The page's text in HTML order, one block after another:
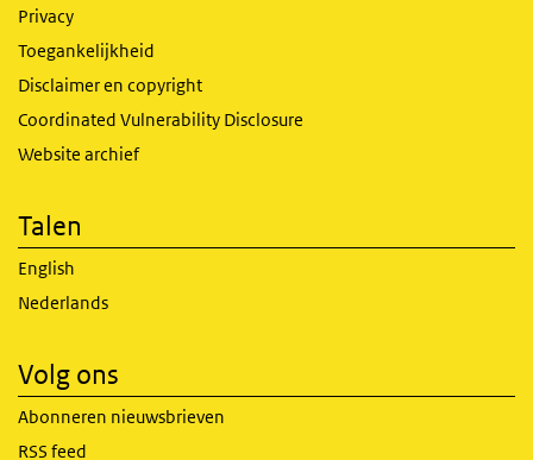
Privacy
Toegankelijkheid
Disclaimer en copyright
Coordinated Vulnerability Disclosure
Website archief
Talen
English
Nederlands
Volg ons
Abonneren nieuwsbrieven
RSS feed